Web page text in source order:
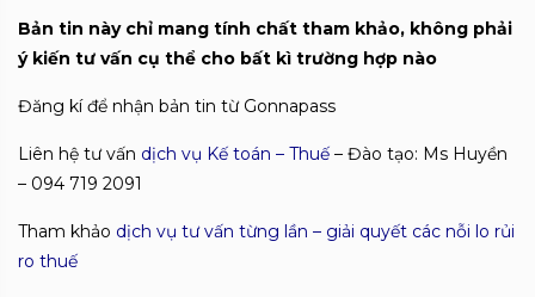
Bản tin này chỉ mang tính chất tham khảo, không phải
ý kiến tư vấn cụ thể cho bất kì trường hợp nào
Đăng kí để nhận bản tin từ Gonnapass
Liên hệ tư vấn dịch vụ Kế toán – Thuế – Đào tạo: Ms Huyền
– 094 719 2091
Tham khảo dịch vụ tư vấn từng lần – giải quyết các nỗi lo rủi
ro thuế